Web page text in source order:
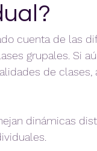
cuenta de las
grupales. Si
de clases,
dinámicas